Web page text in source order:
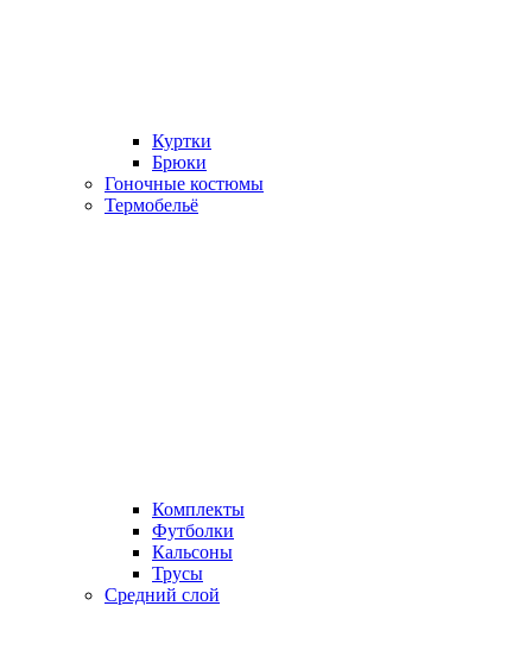
Куртки
Брюки
Гоночные костюмы
Термобельё
Комплекты
Футболки
Кальсоны
Трусы
Средний слой